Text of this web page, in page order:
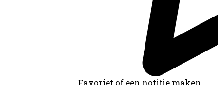
Favoriet of een notitie maken